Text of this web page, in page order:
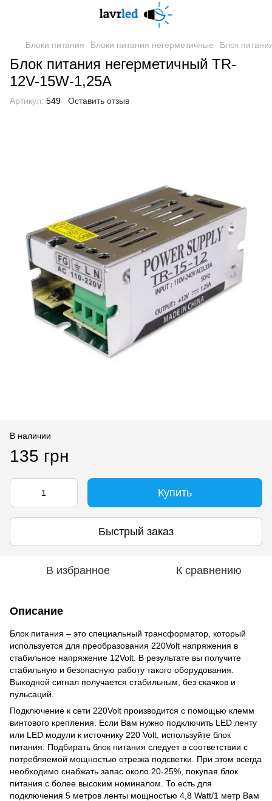
Блоки питания Блоки питания негерметичные Блок
Блок питания негерметичный TR-
12V-15W-1,25A
Артикул: 549 Оставить отзыв
В наличии
135 грн
Купить
Быстрый заказ
В избранное К сравнению
Описание
Блок питания – это специальный трансформатор, который
используется для преобразования 220Volt напряжения в
стабильное напряжение 12Volt. В результате вы получите
стабильную и безопасную работу такого оборудования.
Выходной сигнал получается стабильным, без скачков и
пульсаций.
Подключение к сети 220Volt производится с помощью клемм
винтового крепления. Если Вам нужно подключить LED ленту
или LED модули к источнику 220 Volt, используйте блок
питания. Подбирать блок питания следует в соответствии с
потребляемой мощностью отрезка подсветки. При этом всегда
необходимо снабжать запас около 20-25%, покупая блок
питания с более высоким номиналом. То есть для
подключения 5 метров ленты мощностью 4,8 Watt/1 метр Вам